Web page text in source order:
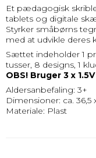
Et pædagogisk
tablets og digitale
Styrker småbørns
med at udvikle deres
Sættet indeholder 1
tusser, 8 designs, 1
OBS! Bruger 3 x
Aldersanbefaling: 3+
Dimensioner: ca. 36,5
Materiale: Plast